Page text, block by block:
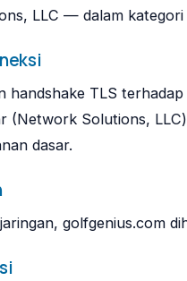
LLC — dalam
handshake TLS
(Network Solutions,
dasar.
golfgenius.com